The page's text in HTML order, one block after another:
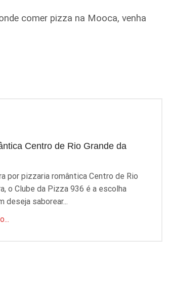
comer pizza na Mooca, venha
Centro de Rio Grande da
por pizzaria romântica Centro de Rio
o Clube da Pizza 936 é a escolha
deseja saborear...